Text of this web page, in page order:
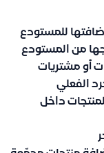
للمستودع
من المستودع
أو مشتريات
الفعلي
داخل